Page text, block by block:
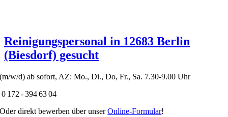
Reinigungspersonal in 12683 Berlin
(Biesdorf) gesucht
(m/w/d) ab sofort, AZ: Mo., Di., Do, Fr., Sa. 7.30-9.00 Uhr
0 172 - 394 63 04
Oder direkt bewerben über unserOnline-Formular!